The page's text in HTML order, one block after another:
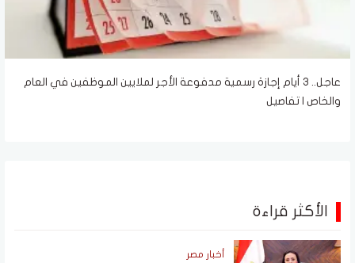
عاجل.. 3 أيام إجازة رسمية مدفوعة الأجر لملايين الموظفين في العام
والخاص | تفاصيل
الأكثر قراءة
أخبار مصر